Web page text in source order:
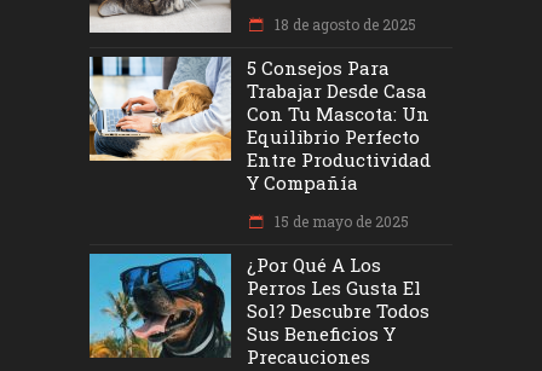
18 de agosto de 2025
5 Consejos Para
Trabajar Desde Casa
Con Tu Mascota: Un
Equilibrio Perfecto
Entre Productividad
Y Compañía
15 de mayo de 2025
¿Por Qué A Los
Perros Les Gusta El
Sol? Descubre Todos
Sus Beneficios Y
Precauciones